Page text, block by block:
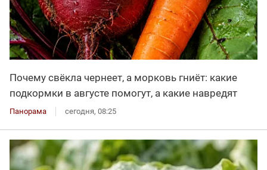
Почему свёкла чернеет, а морковь гниёт: какие
подкормки в августе помогут, а какие навредят
Панорама сегодня, 08:25